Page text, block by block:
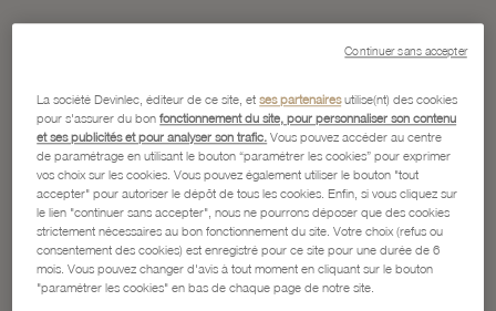
La société Devinlec, éditeur de ce site, etses partenairesutilise(nt) des cookies
pour s'assurer du bonfonctionnement du site, pour personnaliser son contenu
et ses publicités et pour analyser son trafic. Vous pouvez accéder au centre
de paramétrage en utilisant le bouton “paramétrer les cookies” pour exprimer
vos choix sur les cookies. Vous pouvez également utiliser le bouton "tout
accepter" pour autoriser le dépôt de tous les cookies. Enfin, si vous cliquez sur
le lien "continuer sans accepter", nous ne pourrons déposer que des cookies
strictement nécessaires au bon fonctionnement du site. Votre choix (refus ou
consentement des cookies) est enregistré pour ce site pour une durée de 6
mois. Vous pouvez changer d'avis à tout moment en cliquant sur le bouton
"paramétrer les cookies" en bas de chaque page de notre site.
Continuer sans accepter